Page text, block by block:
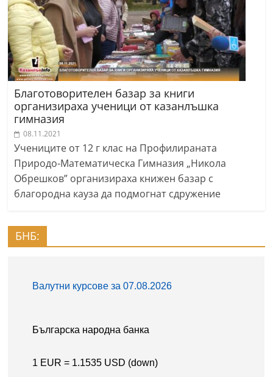
Благотоворителен базар за книги
организираха ученици от казанлъшка
гимназия
08.11.2021
Учениците от 12 г клас на Профилираната
Природо-Математическа Гимназия „Никола
Обрешков” организираха книжен базар с
благородна кауза да подмогнат сдружение
БНБ: